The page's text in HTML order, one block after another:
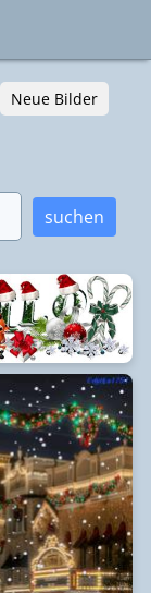
Neue Bilder
suchen